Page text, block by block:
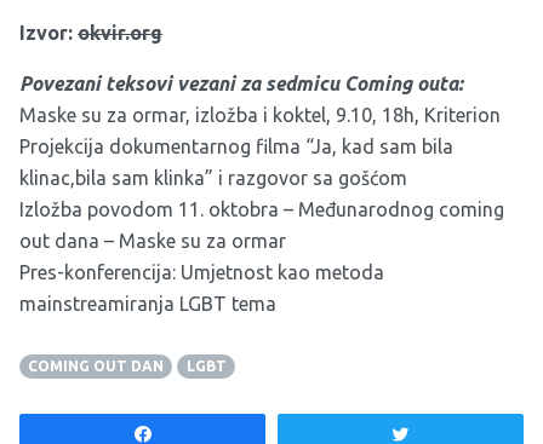
Izvor: okvir.org
Povezani teksovi vezani za sedmicu Coming outa:
Maske su za ormar, izložba i koktel, 9.10, 18h, Kriterion
Projekcija dokumentarnog filma “Ja, kad sam bila
klinac,bila sam klinka” i razgovor sa gošćom
Izložba povodom 11. oktobra – Međunarodnog coming
out dana – Maske su za ormar
Pres-konferencija: Umjetnost kao metoda
mainstreamiranja LGBT tema
COMING OUT DAN LGBT